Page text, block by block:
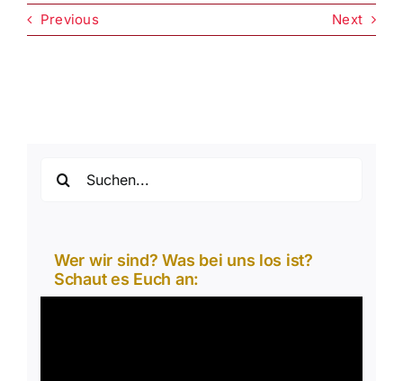
Previous Next
nach:
Wer wir sind? Was bei uns los ist?
Schaut es Euch an: